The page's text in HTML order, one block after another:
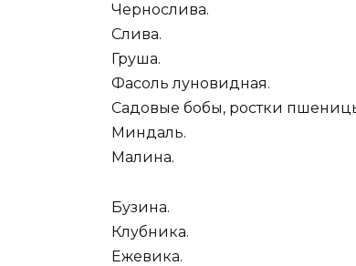
Чернослива.
Слива.
Груша.
Фасоль луновидная.
Садовые бобы, ростки
Миндаль.
Малина.
Бузина.
Клубника.
Ежевика.